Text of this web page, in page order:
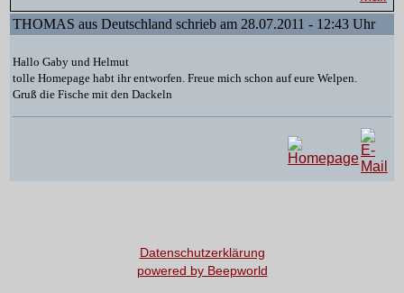
THOMAS aus Deutschland schrieb am 28.07.2011 - 12:43 Uhr
Hallo Gaby und Helmut
tolle Homepage habt ihr entworfen. Freue mich schon auf eure Welpen.
Gruß die Fische mit den Dackeln
Datenschutzerklärung
powered by Beepworld